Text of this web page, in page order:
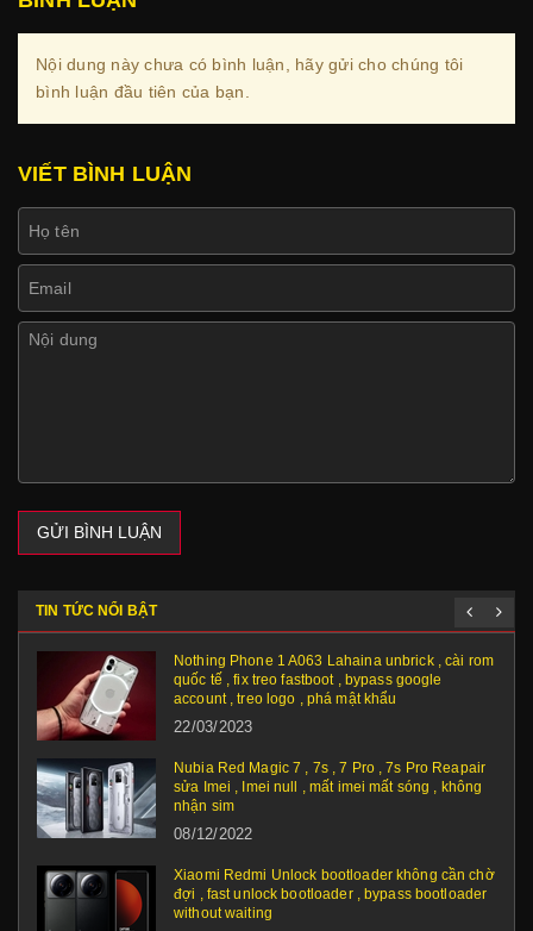
Nội dung này chưa có bình luận, hãy gửi cho chúng tôi
bình luận đầu tiên của bạn.
VIẾT BÌNH LUẬN
GỬI BÌNH LUẬN
TIN TỨC NỔI BẬT
Nothing Phone 1 A063 Lahaina unbrick , cài rom
quốc tế , fix treo fastboot , bypass google
account , treo logo , phá mật khẩu
22/03/2023
Nubia Red Magic 7 , 7s , 7 Pro , 7s Pro Reapair
sửa Imei , Imei null , mất imei mất sóng , không
nhận sim
08/12/2022
Xiaomi Redmi Unlock bootloader không cần chờ
đợi , fast unlock bootloader , bypass bootloader
without waiting